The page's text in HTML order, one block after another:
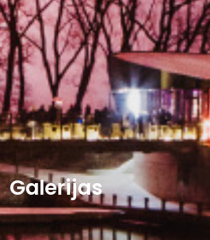
Galerijas